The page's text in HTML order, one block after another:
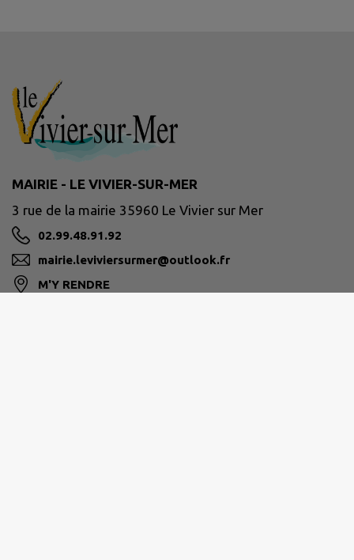
MAIRIE - LE VIVIER-SUR-MER
3 rue de la mairie 35960 Le Vivier sur Mer
02.99.48.91.92
mairie.leviviersurmer@outlook.fr
M'Y RENDRE